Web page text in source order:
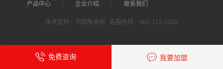
产品中心
企业介绍 联系我们
技术支持：中国陶瓷网 客服热线：400-115-2002
免费咨询 我要加盟